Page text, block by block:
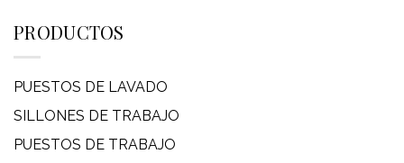
PRODUCTOS
PUESTOS DE LAVADO
SILLONES DE TRABAJO
PUESTOS DE TRABAJO